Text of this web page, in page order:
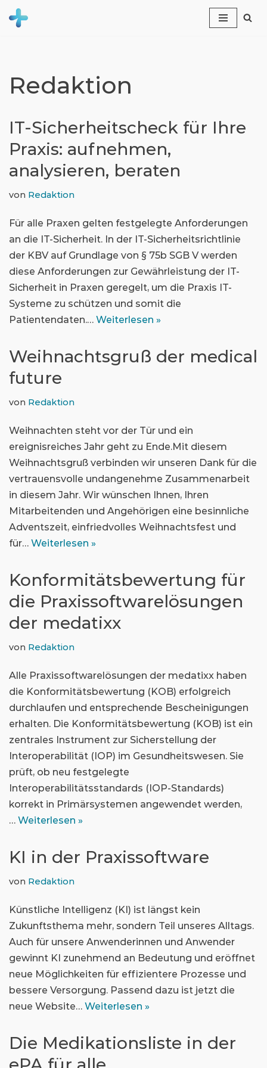
Redaktion
IT-Sicherheitscheck für Ihre
Praxis: aufnehmen,
analysieren, beraten
von Redaktion
Für alle Praxen gelten festgelegte Anforderungen
an die IT-Sicherheit. In der IT-Sicherheitsrichtlinie
der KBV auf Grundlage von § 75b SGB V werden
diese Anforderungen zur Gewährleistung der IT-
Sicherheit in Praxen geregelt, um die Praxis IT-
Systeme zu schützen und somit die
Patientendaten.… Weiterlesen »
Weihnachtsgruß der medical
future
von Redaktion
Weihnachten steht vor der Tür und ein
ereignisreiches Jahr geht zu Ende.Mit diesem
Weihnachtsgruß verbinden wir unseren Dank für die
vertrauensvolle undangenehme Zusammenarbeit
in diesem Jahr. Wir wünschen Ihnen, Ihren
Mitarbeitenden und Angehörigen eine besinnliche
Adventszeit, einfriedvolles Weihnachtsfest und
für… Weiterlesen »
Konformitätsbewertung für
die Praxissoftwarelösungen
der medatixx
von Redaktion
Alle Praxissoftwarelösungen der medatixx haben
die Konformitätsbewertung (KOB) erfolgreich
durchlaufen und entsprechende Bescheinigungen
erhalten. Die Konformitätsbewertung (KOB) ist ein
zentrales Instrument zur Sicherstellung der
Interoperabilität (IOP) im Gesundheitswesen. Sie
prüft, ob neu festgelegte
Interoperabilitätsstandards (IOP-Standards)
korrekt in Primärsystemen angewendet werden,
… Weiterlesen »
KI in der Praxissoftware
von Redaktion
Künstliche Intelligenz (KI) ist längst kein
Zukunftsthema mehr, sondern Teil unseres Alltags.
Auch für unsere Anwenderinnen und Anwender
gewinnt KI zunehmend an Bedeutung und eröffnet
neue Möglichkeiten für effizientere Prozesse und
bessere Versorgung. Passend dazu ist jetzt die
neue Website… Weiterlesen »
Die Medikationsliste in der